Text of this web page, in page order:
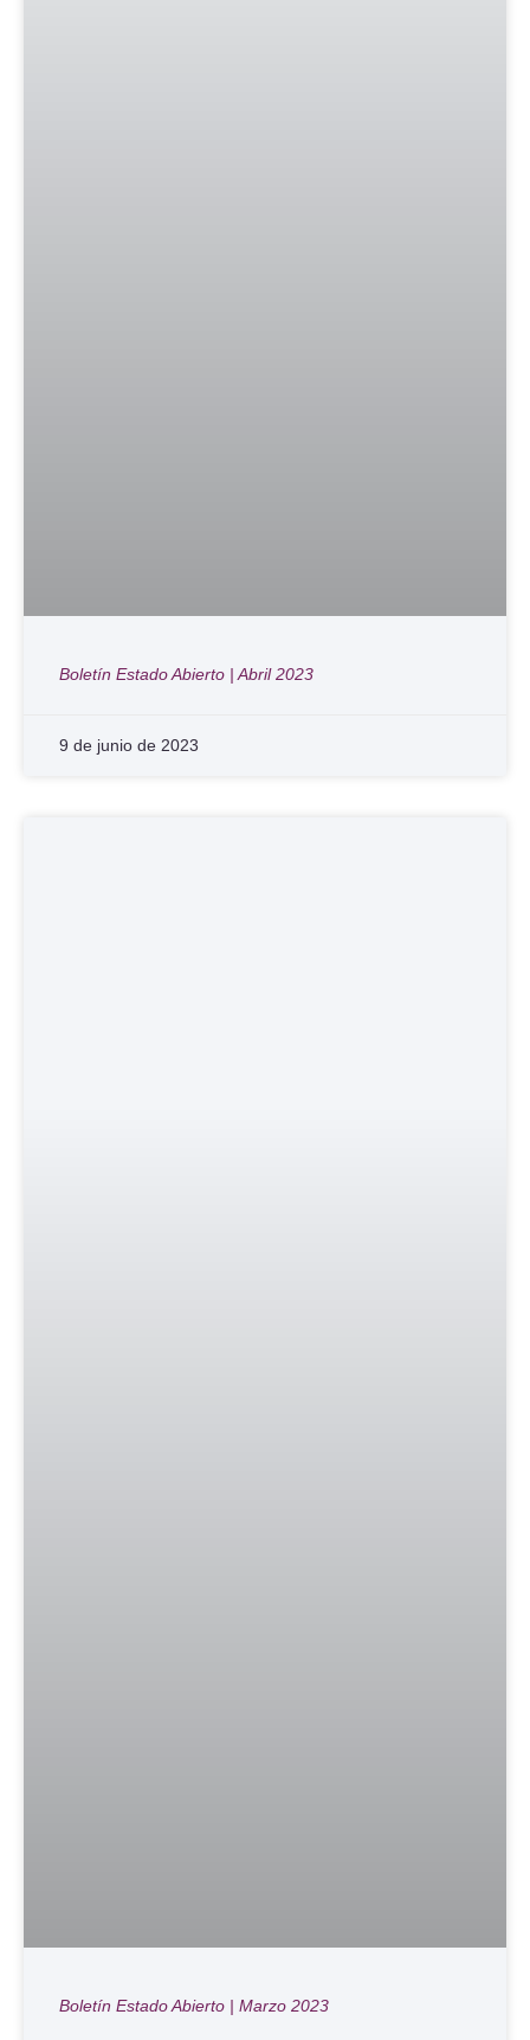
Boletín Estado Abierto | Abril 2023
9 de junio de 2023
Boletín Estado Abierto | Marzo 2023